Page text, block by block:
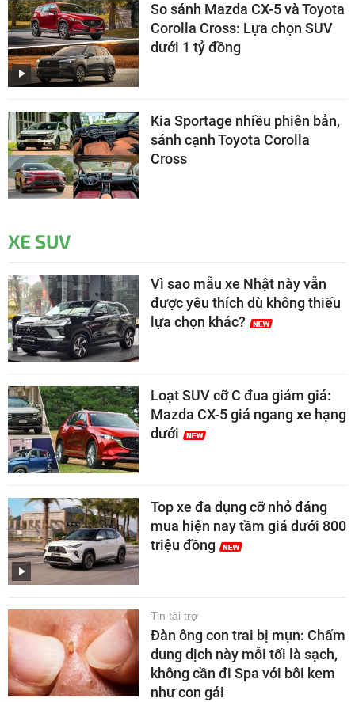
So sánh Mazda CX-5 và Toyota
Corolla Cross: Lựa chọn SUV
dưới 1 tỷ đồng
Kia Sportage nhiều phiên bản,
sánh cạnh Toyota Corolla
Cross
XE SUV
Vì sao mẫu xe Nhật này vẫn
được yêu thích dù không thiếu
lựa chọn khác?
Loạt SUV cỡ C đua giảm giá:
Mazda CX-5 giá ngang xe hạng
dưới
Top xe đa dụng cỡ nhỏ đáng
mua hiện nay tầm giá dưới 800
triệu đồng
Tin tài trợ
Đàn ông con trai bị mụn: Chấm
dung dịch này mỗi tối là sạch,
không cần đi Spa với bôi kem
như con gái